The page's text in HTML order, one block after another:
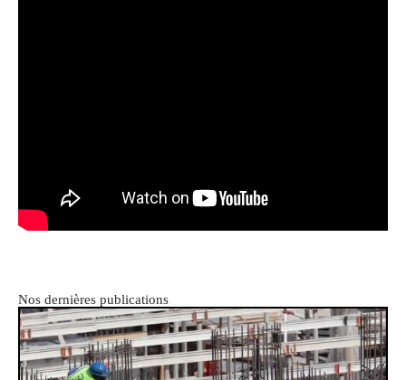
Nos dernières publications